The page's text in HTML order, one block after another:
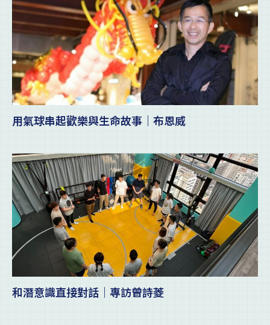
用氣球串起歡樂與生命故事｜布恩威
和潛意識直接對話｜專訪曾詩菱